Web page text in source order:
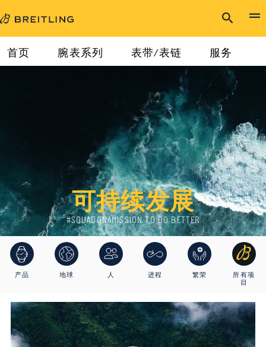
首页 腕表系列 表带/表链 服务
首页 可持续发展
可持续发展
#SQUADONAMISSION TO DO BETTER
产品 地球 人 进程 繁荣
所有项
目